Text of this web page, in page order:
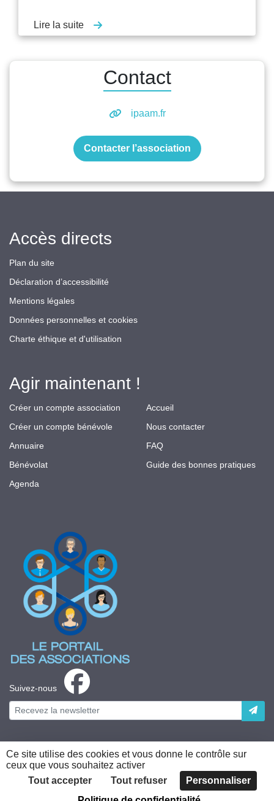
Lire la suite
Contact
ipaam.fr
Contacter l’association
Suivez-nous
Accès directs
Plan du site
Déclaration d’accessibilité
Mentions légales
Données personnelles et cookies
Charte éthique et d'utilisation
Agir maintenant !
Créer un compte association
Créer un compte bénévole
Annuaire
Bénévolat
Agenda
Accueil
Nous contacter
FAQ
Guide des bonnes pratiques
Plateforme développée en France par
Ce site utilise des cookies et vous donne le contrôle sur
ceux que vous souhaitez activer
Tout accepter
Tout refuser
Personnaliser